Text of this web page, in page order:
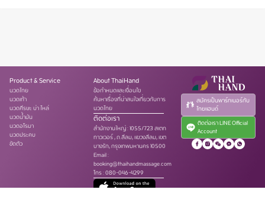
Product & Service
นวดไทย
นวดเท้า
นวดศีรษะ บ่า ไหล่
นวดน้ำมัน
นวดอโรมา
นวดประคบ
ขัดตัว
About ThaiHand
ข้อกำหนดและเงื่อนไข
ค้นหาเรื่องที่น่าสนใจเกี่ยวกับการ
นวดไทย
ติดต่อเรา
สำนักงานใหญ่:1055/723 สเตท
ทาวเวอร์ , ถ.สีลม, แขวงสีลม, เขต
บางรัก, กรุงเทพมหานคร 10500
Email :
booking@thaihandmassage.com
โทร:080-046-4299
สมัครเป็นพาร์ทเนอร์กับ
ไทยแฮนด์
ติดต่อเรา LINE Official
Account